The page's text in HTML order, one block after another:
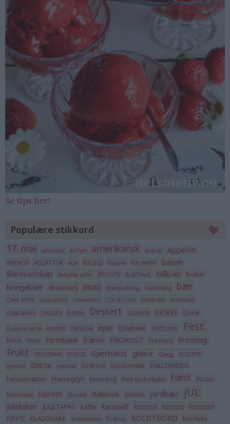
Se tips her!
Populære stikkord
17. mai afrikansk Airfryer amerikansk ananas Appelsin
APRIKOS ASIATISK açai BAGELS Baklava BALKANSK
banan
Barneselskap
Belgiske vafler BISCOTTI BLØTKAKE blåbær boller
bringebær Brownies BRØD Brødpudding butterdeig bær
CAKE POPS cappuccino Cheesecake COCA-COLA cookies cornflakes
cupcakes DADLER DANSK Dessert DONUTS DRIKKE Drink
Dulce de leche eltefritt ENGELSK eple Eplekake FASTELAVN Fest
FIKEN FINSK formkake fransk FROKOST Fromasj Frosting
Frukt FRUKTKAKE FUDGE Gjærbakst glasur Gløgg
GODTERI
granola
GRESK gresskar Grillmat GULROTKAKE
HALLOWEEN
hasselnøtter
Havregryn Honning hvit sjokolade Høst INDISK
Indonesisk Iskrem Islandsk italiensk JAPANSK jordbær JUL
Julekaker JULETAPAS kaffe karamell KIKERTER KINESISK KIRSEBÆR
KJEKS KLADDKAKE knekkebrød Kokos KOLDTBORD
konfekt